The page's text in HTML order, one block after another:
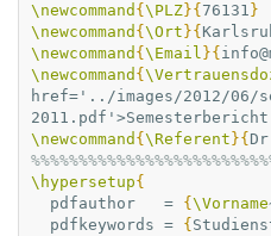
\newcommand { \PLZ}{ 76131 }
\newcommand { \Ort }{
\newcommand { \Email }{
\newcommand {
href='../images/2012/06/
2011.pdf'>Semesterbericht
\newcommand { \Referent }{
\hypersetup{
  pdfauthor   =
{ \Vorname
  pdfkeywords =
{